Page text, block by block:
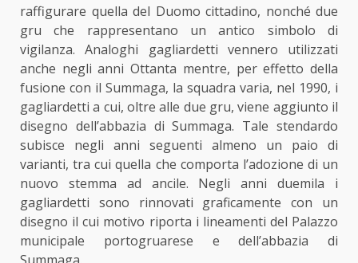
raffigurare quella del Duomo cittadino, nonché due
gru che rappresentano un antico simbolo di
vigilanza. Analoghi gagliardetti vennero utilizzati
anche negli anni Ottanta mentre, per effetto della
fusione con il Summaga, la squadra varia, nel 1990, i
gagliardetti a cui, oltre alle due gru, viene aggiunto il
disegno dell’abbazia di Summaga. Tale stendardo
subisce negli anni seguenti almeno un paio di
varianti, tra cui quella che comporta l’adozione di un
nuovo stemma ad ancile. Negli anni duemila i
gagliardetti sono rinnovati graficamente con un
disegno il cui motivo riporta i lineamenti del Palazzo
municipale portogruarese e dell’abbazia di